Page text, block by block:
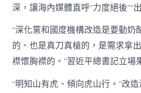
深，讓海內媒體直呼“力度絕後”“
“深化黨和國度機構改造是要動奶
的、也是真刀真槍的，是需求拿
襟懷胸襟的。”習近平總書記立場
“明知山有虎、傾向虎山行。”改